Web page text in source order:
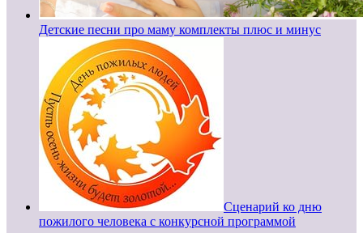
Детские песни про маму комплекты плюс и минус
Сценарий ко дню
пожилого человека с конкурсной программой